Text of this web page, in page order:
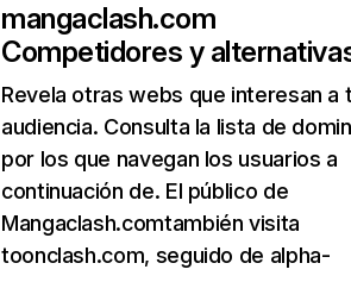
mangaclash.com
Competidores y
Revela otras webs que interesan a
audiencia. Consulta la lista de
por los que navegan los usuarios a
continuación de. El público de
Mangaclash.comtambién visita
toonclash.com, seguido de alpha-